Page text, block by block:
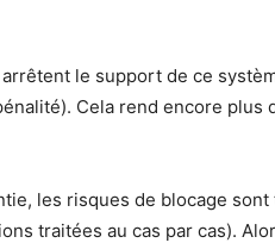
le support de ce
Cela rend encore
les risques de blocage
traitées au cas par cas).